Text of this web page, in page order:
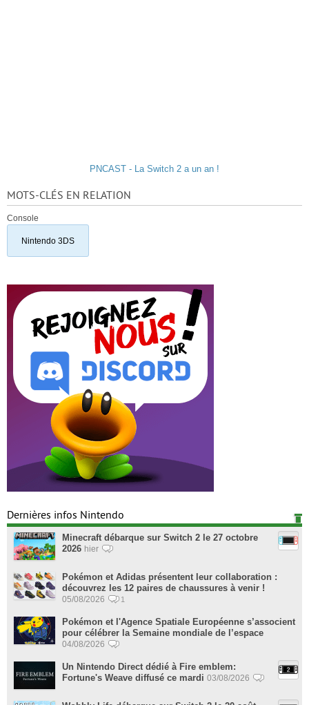
PNCAST - La Switch 2 a un an !
MOTS-CLÉS EN RELATION
Console
Nintendo 3DS
Dernières infos Nintendo
Minecraft débarque sur Switch 2 le 27 octobre
2026 hier
Pokémon et Adidas présentent leur collaboration :
découvrez les 12 paires de chaussures à venir !
05/08/2026 1
Pokémon et l'Agence Spatiale Européenne s’associent
pour célébrer la Semaine mondiale de l’espace
04/08/2026
Un Nintendo Direct dédié à Fire emblem:
Fortune's Weave diffusé ce mardi 03/08/2026